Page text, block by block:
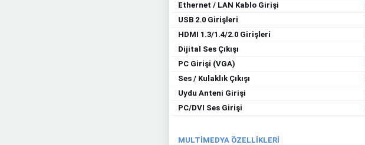
Ethernet / LAN Kablo Girişi
USB 2.0 Girişleri
HDMI 1.3/1.4/2.0 Girişleri
Dijital Ses Çıkışı
PC Girişi (VGA)
Ses / Kulaklık Çıkışı
Uydu Anteni Girişi
PC/DVI Ses Girişi
MULTİMEDYA ÖZELLİKLERİ